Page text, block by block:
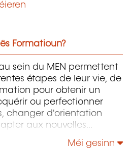
Formatioun?
sein du MEN permettent
étapes de leur vie, de
pour obtenir un
ou perfectionner
changer d'orientation
aux nouvelles
leur culture personnelle...
Méi gesinn